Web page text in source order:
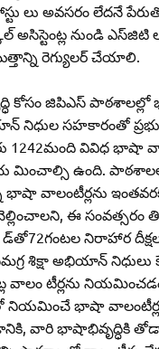
లు అవసరం లేదనే
అసిస్టెంట్ల నుండి ఎస్‌జిటి
రెగ్యులర్‌ చేయాలి.
కోసం జిపిఎస్‌ పాఠశాలల్లో
నిధుల సహకారంతో
1242మంది వివిధ భాషా
మించాల్సి ఉంది.
భాషా వాలంటీర్లను
ఈ సంవత్సరం
నిరాహార
సమగ్ర శిక్షా అభియాన్‌
వాలం టీర్లను
నియమించే భాషా
వారి భాషాభివృద్ధికి